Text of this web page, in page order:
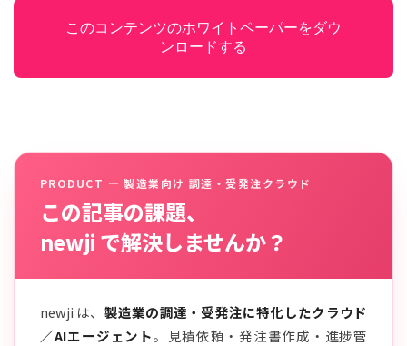
このコンテンツのホワイトペーパーをダウ
ンロードする
PRODUCT — 製造業向け 調達・受発注クラウド
この記事の課題、
newji で解決しませんか？
newji は、 製造業の調達・受発注に特化したクラウド
／AIエージェント。見積依頼・発注書作成・進捗管